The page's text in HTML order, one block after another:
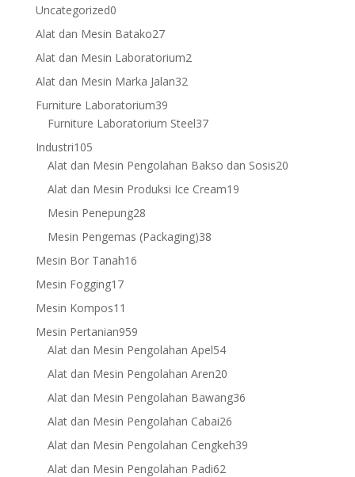
products
Uncategorized00
products
Alat dan Mesin Batako2727
products
Alat dan Mesin Laboratorium22
Alat dan Mesin Marka Jalan3232
Furniture Laboratorium3939
products
Furniture Laboratorium Steel3737
Industri105105
products
Alat dan Mesin Pengolahan Bakso dan Sosis2020
Alat dan Mesin Produksi Ice Cream1919
Mesin Penepung2828
products
Mesin Pengemas (Packaging)3838
Mesin Bor Tanah1616
Mesin Fogging1717
products
Mesin Kompos11
products
Mesin Pertanian959959
products
Alat dan Mesin Pengolahan Apel5454
products
Alat dan Mesin Pengolahan Aren2020
products
Alat dan Mesin Pengolahan Bawang3636
Alat dan Mesin Pengolahan Cabai2626
products
Alat dan Mesin Pengolahan Cengkeh3939
Alat dan Mesin Pengolahan Padi6262